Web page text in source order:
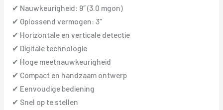
✔ Nauwkeurigheid: 9″ (3.0 mgon)
✔ Oplossend vermogen: 3″
✔ Horizontale en verticale detectie
✔ Digitale technologie
✔ Hoge meetnauwkeurigheid
✔ Compact en handzaam ontwerp
✔ Eenvoudige bediening
✔ Snel op te stellen